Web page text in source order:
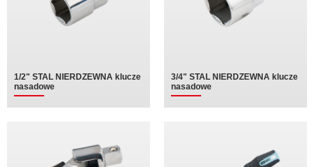
1/2" STAL NIERDZEWNA klucze
nasadowe
3/4" STAL NIERDZEWNA klucze
nasadowe